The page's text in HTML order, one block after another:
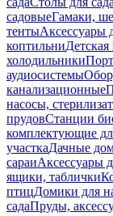
садовыеГамаки,
тентыАксессуары
коптильни
холодильники
аудиосистемы
канализационные
насосы,
прудовСтанции
комплектующие
участкаДачные
сараиАксессуары
ящики, таблички
птицДомики для
садаПруды,